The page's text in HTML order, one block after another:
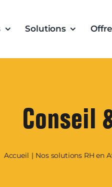
Solutions
Conseil
Accueil Nos solutions RH en